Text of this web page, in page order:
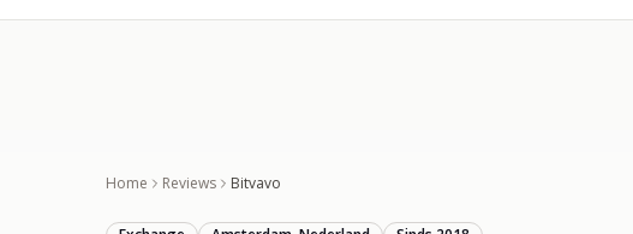
Home Reviews Bitvavo